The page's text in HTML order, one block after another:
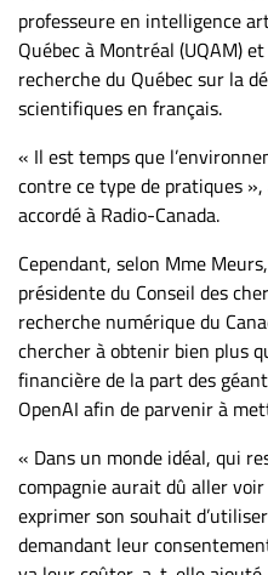
professeure en intelligence
Québec à Montréal (UQAM)
recherche du Québec sur la
scientifiques en français.
« Il est temps que
contre ce type de pratiques
accordé à Radio-Canada.
Cependant, selon Mme
présidente du Conseil des
recherche numérique du
chercher à obtenir bien plus
financière de la part des
OpenAI afin de parvenir à
« Dans un monde idéal, qui
compagnie aurait dû aller
exprimer son souhait
demandant leur